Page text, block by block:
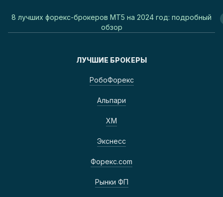
8 лучших форекс-брокеров MT5 на 2024 год: подробный
обзор
ЛУЧШИЕ БРОКЕРЫ
РобоФорекс
Альпари
ХМ
Экснесс
Форекс.com
Рынки ФП